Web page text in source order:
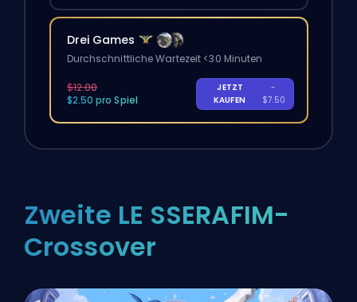
Drei Games
Durchschnittliche Wartezeit <30 Minuten
$12.00
$2.50 pro Spiel
JETZT
KAUFEN
-
$7.50
Zweite LE SSERAFIM-
Crossover